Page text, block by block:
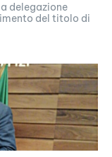
delegazione
del titolo di